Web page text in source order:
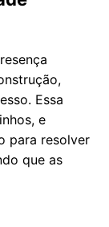
Essa
e
para resolver
que as